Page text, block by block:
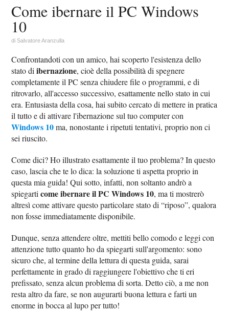
Come ibernare il PC Windows
10
diSalvatore Aranzulla
Confrontandoti con un amico, hai scoperto l'esistenza dello
stato diibernazione, cioè della possibilità di spegnere
completamente il PC senza chiudere file o programmi, e di
ritrovarlo, all'accesso successivo, esattamente nello stato in cui
era. Entusiasta della cosa, hai subito cercato di mettere in pratica
il tutto e di attivare l'ibernazione sul tuo computer con
Windows 10ma, nonostante i ripetuti tentativi, proprio non ci
sei riuscito.
Come dici? Ho illustrato esattamente il tuo problema? In questo
caso, lascia che te lo dica: la soluzione ti aspetta proprio in
questa mia guida! Qui sotto, infatti, non soltanto andrò a
spiegarticome ibernare il PC Windows 10, ma ti mostrerò
altresì come attivare questo particolare stato di “riposo”, qualora
non fosse immediatamente disponibile.
Dunque, senza attendere oltre, mettiti bello comodo e leggi con
attenzione tutto quanto ho da spiegarti sull'argomento: sono
sicuro che, al termine della lettura di questa guida, sarai
perfettamente in grado di raggiungere l'obiettivo che ti eri
prefissato, senza alcun problema di sorta. Detto ciò, a me non
resta altro da fare, se non augurarti buona lettura e farti un
enorme in bocca al lupo per tutto!